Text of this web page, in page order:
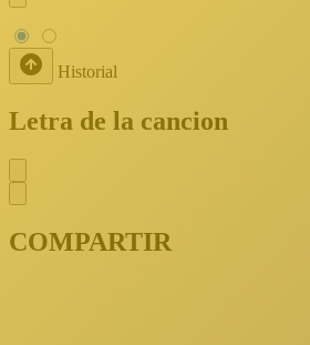
Historial
Letra de la cancion
COMPARTIR